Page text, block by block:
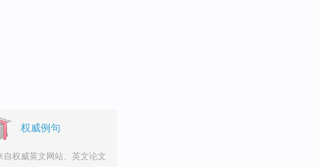
权威例句
自权威英文网站、英文论文